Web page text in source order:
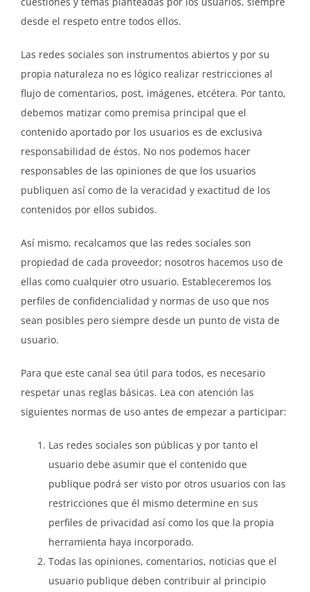
desde el respeto entre todos ellos.
Las redes sociales son instrumentos abiertos y por su
propia naturaleza no es lógico realizar restricciones al
flujo de comentarios, post, imágenes, etcétera. Por tanto,
debemos matizar como premisa principal que el
contenido aportado por los usuarios es de exclusiva
responsabilidad de éstos. No nos podemos hacer
responsables de las opiniones de que los usuarios
publiquen así como de la veracidad y exactitud de los
contenidos por ellos subidos.
Así mismo, recalcamos que las redes sociales son
propiedad de cada proveedor; nosotros hacemos uso de
ellas como cualquier otro usuario. Estableceremos los
perfiles de confidencialidad y normas de uso que nos
sean posibles pero siempre desde un punto de vista de
usuario.
Para que este canal sea útil para todos, es necesario
respetar unas reglas básicas. Lea con atención las
siguientes normas de uso antes de empezar a participar:
Las redes sociales son públicas y por tanto el
usuario debe asumir que el contenido que
publique podrá ser visto por otros usuarios con las
restricciones que él mismo determine en sus
perfiles de privacidad así como los que la propia
herramienta haya incorporado.
Todas las opiniones, comentarios, noticias que el
usuario publique deben contribuir al principio